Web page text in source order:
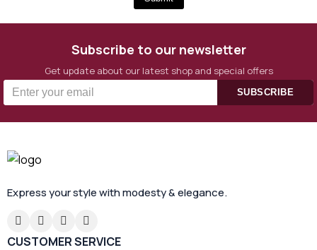
Subscribe to our newsletter
Get update about our latest shop and special offers
SUBSCRIBE
Express your style with modesty & elegance.
CUSTOMER SERVICE